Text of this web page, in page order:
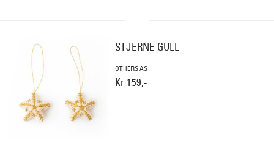
STJERNE GULL
OTHERS AS
Kr 159,-